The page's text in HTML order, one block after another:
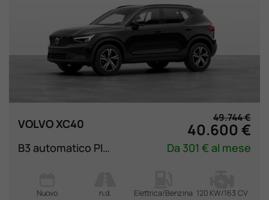
VOLVO XC40 49.744 €
40.600 €
B3 automatico Plus Dark Da 301 € al mese
Nuovo n.d. Elettrica/Benzina 120 KW/163 CV